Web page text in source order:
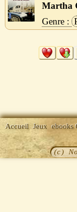
Martha
Accueil Jeux ebooks
(c)